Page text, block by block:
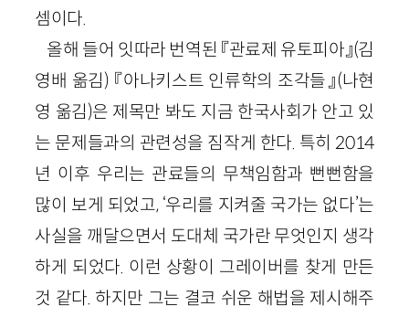
셈이다.
올해 들어 잇따라 번역된 『관료제 유토피아』(김
영배 옮김) 『아나키스트 인류학의 조각들』(나현
영 옮김)은 제목만 봐도 지금 한국사회가 안고 있
는 문제들과의 관련성을 짐작게 한다. 특히 2014
년 이후 우리는 관료들의 무책임함과 뻔뻔함을
많이 보게 되었고, ‘우리를 지켜줄 국가는 없다’는
사실을 깨달으면서 도대체 국가란 무엇인지 생각
하게 되었다. 이런 상황이 그레이버를 찾게 만든
것 같다. 하지만 그는 결코 쉬운 해법을 제시해주